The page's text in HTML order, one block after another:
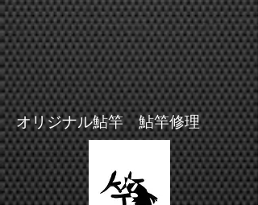
​オリジナル鮎竿 鮎竿修理